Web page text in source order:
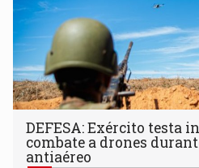
DEFESA: Exército testa
combate a drones
antiaéreo